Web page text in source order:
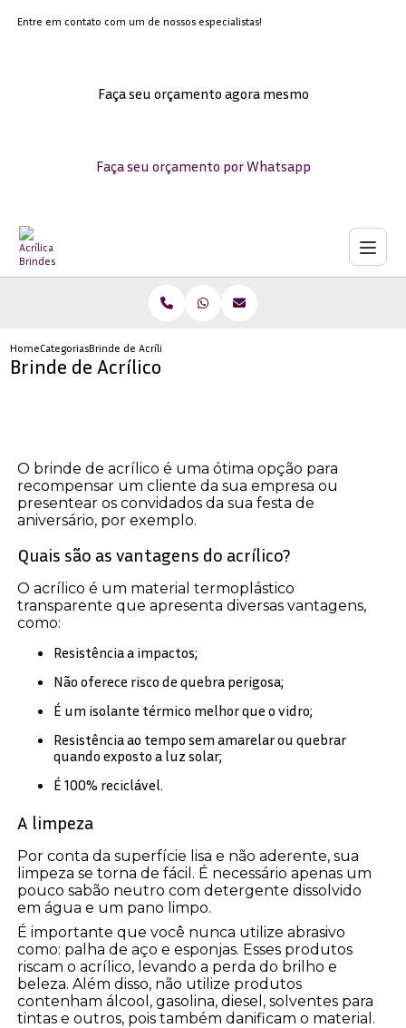
Entre em contato com um de nossos especialistas!
Faça seu orçamento agora mesmo
Faça seu orçamento por Whatsapp
HomeCategoriasBrinde de Acrílico
Brinde de Acrílico
O brinde de acrílico é uma ótima opção para
recompensar um cliente da sua empresa ou
presentear os convidados da sua festa de
aniversário, por exemplo.
Quais são as vantagens do acrílico?
O acrílico é um material termoplástico
transparente que apresenta diversas vantagens,
como:
Resistência a impactos;
Não oferece risco de quebra perigosa;
É um isolante térmico melhor que o vidro;
Resistência ao tempo sem amarelar ou quebrar
quando exposto a luz solar;
É 100% reciclável.
A limpeza
Por conta da superfície lisa e não aderente, sua
limpeza se torna de fácil. É necessário apenas um
pouco sabão neutro com detergente dissolvido
em água e um pano limpo.
É importante que você nunca utilize abrasivo
como: palha de aço e esponjas. Esses produtos
riscam o acrílico, levando a perda do brilho e
beleza. Além disso, não utilize produtos
contenham álcool, gasolina, diesel, solventes para
tintas e outros, pois também danificam o material.